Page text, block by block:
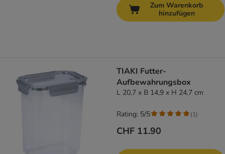
Zum Warenkorb
hinzufügen
TIAKI Futter-
Aufbewahrungsbox
L 20,7 x B 14,9 x H 24,7 cm
CHF 11.90
Rating: 5/5 (1)